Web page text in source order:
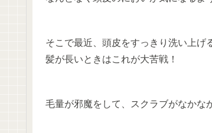
そこで最近、頭皮をすっきり洗い上げ
髪が長いときはこれが大苦戦！
毛量が邪魔をして、スクラブがなかな